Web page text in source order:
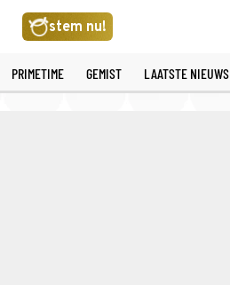
stem nu!
PRIMETIME GEMIST LAATSTE NIEUWS